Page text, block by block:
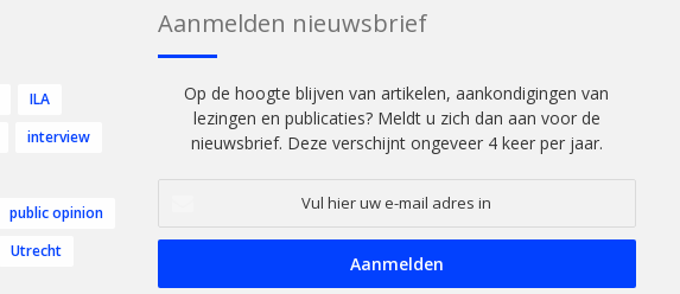
ILA
interview
public opinion
Utrecht
Aanmelden nieuwsbrief
Op de hoogte blijven van artikelen, aankondigingen van
lezingen en publicaties? Meldt u zich dan aan voor de
nieuwsbrief. Deze verschijnt ongeveer 4 keer per jaar.
uw